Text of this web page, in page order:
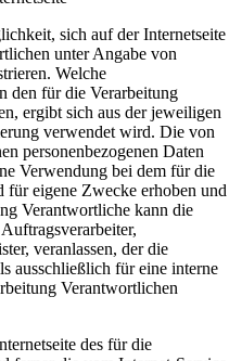
sich auf der Internetseite
unter Angabe von
Welche
den für die Verarbeitung
ergibt sich aus der jeweiligen
verwendet wird. Die von
personenbezogenen Daten
Verwendung bei dem für die
eigene Zwecke erhoben und
Verantwortliche kann die
veranlassen, der die
ausschließlich für eine interne
Verantwortlichen
des für die